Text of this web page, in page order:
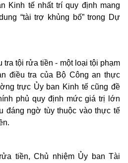
Kinh tế nhất trí quy định mang
“tài trợ khủng bố” trong Dự
tra tội rửa tiền - một loại tội phạm
điều tra của Bộ Công an thực
trực Ủy ban Kinh tế cũng đề
phủ quy định mức giá trị lớn
đáng ngờ tùy thuộc vào thực tế
tiền, Chủ nhiệm Ủy ban Tài